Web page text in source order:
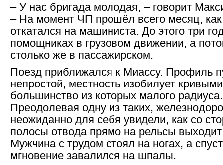
– У нас бригада молодая, – говорит
– На момент ЧП прошёл всего месяц,
откатался на машиниста. До этого три
помощниках в грузовом движении, а
столько же в пассажирском.
Поезд приближался к Миассу. Профиль
непростой, местность изобилует
большинство из которых малого радиуса.
Преодолевая одну из таких,
неожиданно для себя увидели, как со
полосы отвода прямо на рельсы выходит
Мужчина с трудом стоял на ногах, а
мгновение завалился на шпалы.